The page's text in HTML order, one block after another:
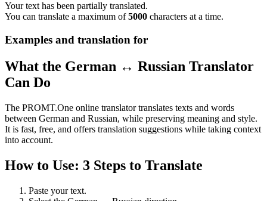
Your text has been partially translated.
You can translate a maximum of5000 characters at a time.
Examples and translation for
What the German ↔ Russian Translator
Can Do
The PROMT.One online translator translates texts and words
between German and Russian, while preserving meaning and style.
It is fast, free, and offers translation suggestions while taking context
into account.
How to Use: 3 Steps to Translate
Paste your text.